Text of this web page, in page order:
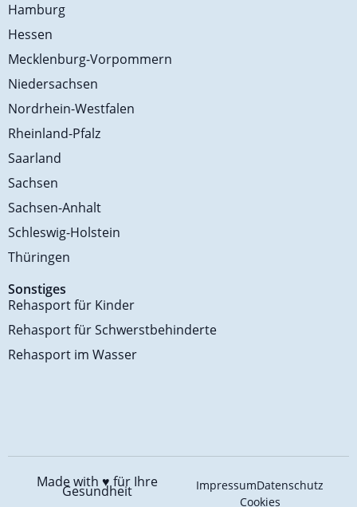
Hamburg
Hessen
Mecklenburg-Vorpommern
Niedersachsen
Nordrhein-Westfalen
Rheinland-Pfalz
Saarland
Sachsen
Sachsen-Anhalt
Schleswig-Holstein
Thüringen
Sonstiges
Rehasport für Kinder
Rehasport für Schwerstbehinderte
Rehasport im Wasser
Made with ♥️für Ihre
Gesundheit ImpressumDatenschutz
Cookies